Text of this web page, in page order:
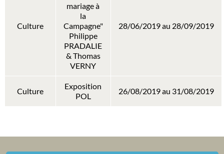
Culture
mariage à
la
Campagne"
Philippe
PRADALIE
& Thomas
VERNY
28/06/2019 au 28/09/2019
Culture
Exposition
POL
26/08/2019 au 31/08/2019